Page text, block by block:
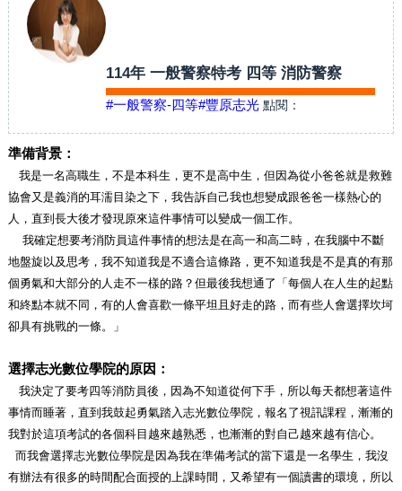
114年 一般警察特考 四等 消防警察
#一般警察-四等#豐原志光 點閱：
準備背景：
我是一名高職生，不是本科生，更不是高中生，但因為從小爸爸就是救難
協會又是義消的耳濡目染之下，我告訴自己我也想變成跟爸爸一樣熱心的
人，直到長大後才發現原來這件事情可以變成一個工作。
我確定想要考消防員這件事情的想法是在高一和高二時，在我腦中不斷
地盤旋以及思考，我不知道我是不適合這條路，更不知道我是不是真的有那
個勇氣和大部分的人走不一樣的路？但最後我想通了「每個人在人生的起點
和終點本就不同，有的人會喜歡一條平坦且好走的路，而有些人會選擇坎坷
卻具有挑戰的一條。」
選擇志光數位學院的原因：
我決定了要考四等消防員後，因為不知道從何下手，所以每天都想著這件
事情而睡著，直到我鼓起勇氣踏入志光數位學院，報名了視訊課程，漸漸的
我對於這項考試的各個科目越來越熟悉，也漸漸的對自己越來越有信心。
而我會選擇志光數位學院是因為我在準備考試的當下還是一名學生，我沒
有辦法有很多的時間配合面授的上課時間，又希望有一個讀書的環境，所以